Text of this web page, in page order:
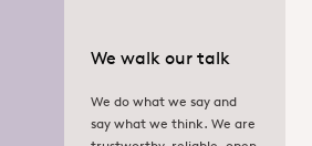
We walk our talk
We do what we say and
say what we think. We are